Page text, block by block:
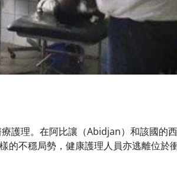
護理。在阿比讓（Abidjan）和該國的
不穩局勢，健康護理人員亦逃離位於